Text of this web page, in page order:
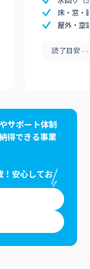
床・窓・
屋外・空
読了目安
サポート体制
得できる事業
！安心してお